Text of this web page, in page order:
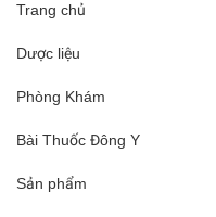
Trang chủ
Dược liệu
Phòng Khám
Bài Thuốc Đông Y
Sản phẩm